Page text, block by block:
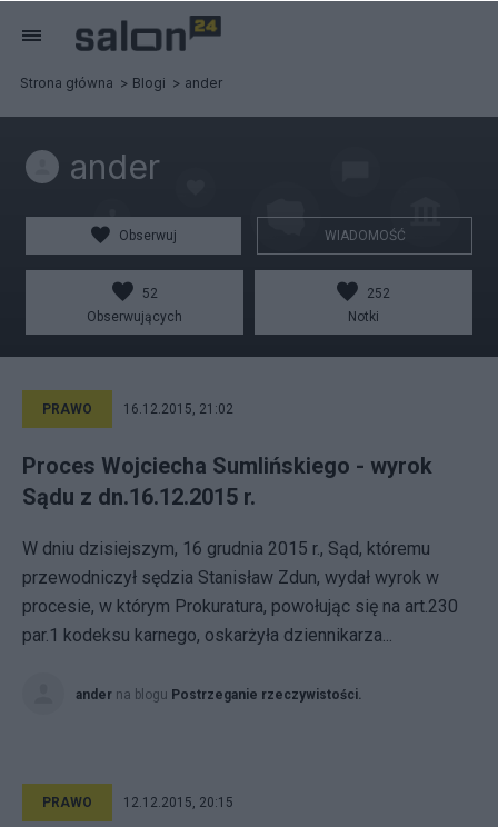
Strona główna Blogi ander
ander
Obserwuj WIADOMOŚĆ
52
Obserwujących
252
Notki
PRAWO 16.12.2015, 21:02
Proces Wojciecha Sumlińskiego - wyrok
Sądu z dn.16.12.2015 r.
W dniu dzisiejszym, 16 grudnia 2015 r., Sąd, któremu
przewodniczył sędzia Stanisław Zdun, wydał wyrok w
procesie, w którym Prokuratura, powołując się na art.230
par.1 kodeksu karnego, oskarżyła dziennikarza...
ander na blogu Postrzeganie rzeczywistości.
PRAWO 12.12.2015, 20:15